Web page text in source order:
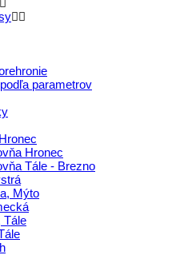
parametrov
Hronec
Tále - Brezno
Mýto
Tále